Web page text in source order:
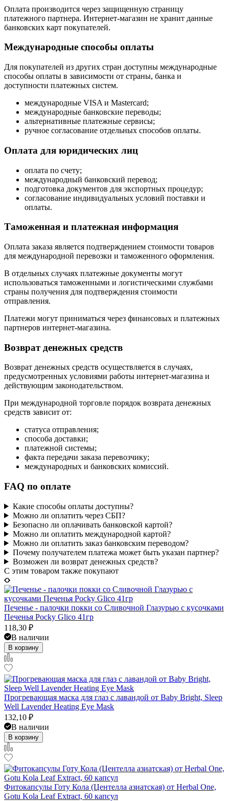
Оплата производится через защищенную страницу
платежного партнера. Интернет-магазин не хранит данные
банковских карт покупателей.
Международные способы оплаты
Для покупателей из других стран доступны международные
способы оплаты в зависимости от страны, банка и
доступности платежных систем.
международные VISA и Mastercard;
международные банковские переводы;
альтернативные платежные сервисы;
ручное согласование отдельных способов оплаты.
Оплата для юридических лиц
оплата по счету;
международный банковский перевод;
подготовка документов для экспортных процедур;
согласование индивидуальных условий поставки и
оплаты.
Таможенная и платежная информация
Оплата заказа является подтверждением стоимости товаров
для международной перевозки и таможенного оформления.
В отдельных случаях платежные документы могут
использоваться таможенными и логистическими службами
страны получения для подтверждения стоимости
отправления.
Платежи могут приниматься через финансовых и платежных
партнеров интернет-магазина.
Возврат денежных средств
Возврат денежных средств осуществляется в случаях,
предусмотренных условиями работы интернет-магазина и
действующим законодательством.
При международной торговле порядок возврата денежных
средств зависит от:
статуса отправления;
способа доставки;
платежной системы;
факта передачи заказа перевозчику;
международных и банковских комиссий.
FAQ по оплате
Какие способы оплаты доступны?
Можно ли оплатить через СБП?
Безопасно ли оплачивать банковской картой?
Можно ли оплатить международной картой?
Можно ли оплатить заказ банковским переводом?
Почему получателем платежа может быть указан партнер?
Возможен ли возврат денежных средств?
C этим товаром также покупают
Печенье - палочки покки со Сливочной Глазурью с кусочками
Печенья Pocky Glico 41гр
118,30 ₽
В наличии
В корзину
Прогревающая маска для глаз с лавандой от Baby Bright, Sleep
Well Lavender Heating Eye Mask
132,10 ₽
В наличии
В корзину
Фитокапсулы Готу Кола (Центелла азиатская) от Herbal One,
Gotu Kola Leaf Extract, 60 капсул